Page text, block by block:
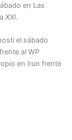
en Las
XXI.
el sábado
al WP
en Irun frente